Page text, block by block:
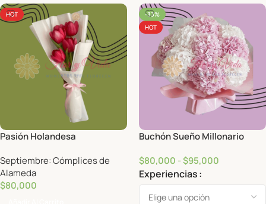
HOT
Pasión Holandesa
Septiembre: Cómplices de
Alameda
$80,000
-33%
HOT
Buchón Sueño Millonario
$80,000 -$95,000
Experiencias